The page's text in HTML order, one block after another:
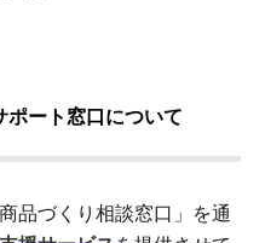
ポート窓口について
品づくり相談窓口」を通